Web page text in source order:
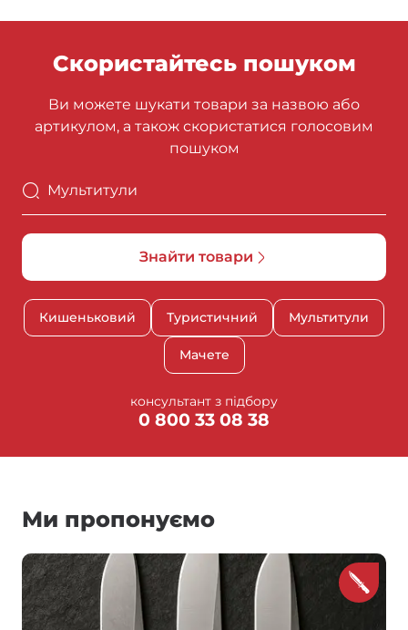
Скористайтесь пошуком
Ви можете шукати товари за назвою або
артикулом, а також скористатися голосовим
пошуком
Пошук
Знайти товари
Кишеньковий Туристичний Мультитули
Мачете
консультант з підбору
0 800 33 08 38
Ми пропонуємо